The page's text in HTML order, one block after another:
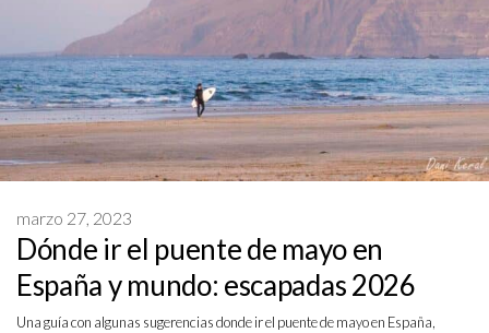
Dónde ir el puente de mayo en
España y mundo: escapadas 2026
marzo 27, 2023
Una guía con algunas sugerencias donde ir el puente de mayo en España,